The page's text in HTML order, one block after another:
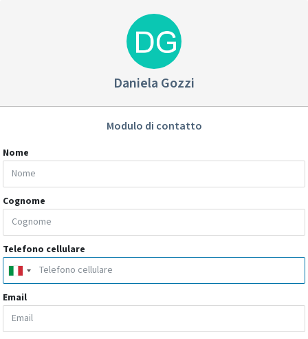
Daniela Gozzi
Modulo di contatto
Nome
Cognome
Telefono cellulare
Email